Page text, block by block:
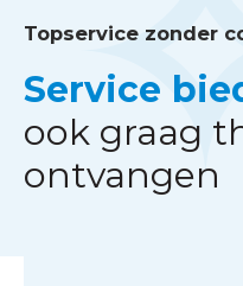
Topservice zonder
Service
ook graag
ontvangen